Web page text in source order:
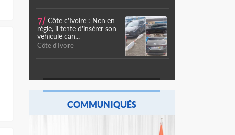
7/ Côte d'Ivoire : Non en
règle, il tente d'insérer son
véhicule dan...
Côte d'Ivoire
COMMUNIQUÉS